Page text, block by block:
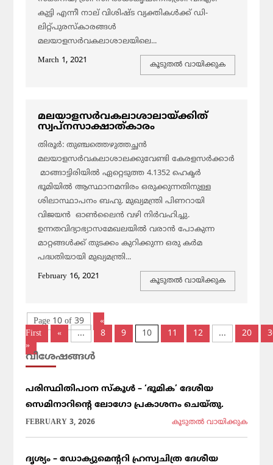
കുട്ടി എന്നീ നാല് വിശിഷ്ട വ്യക്തികള്‍ക്ക് ഡി-
ലിറ്റ്പുരസ്കാരങ്ങള്‍
മലയാളസര്‍വകലാശാലയിലെ...
March 1, 2021
കൂടുതല്‍ വായിക്കുക
മലയാളസര്‍വകലാശാലായ്ക്കിത്
സ്വപ്നസാക്ഷാത്കാരം
തിരൂര്‍: തുഞ്ചത്തെഴുത്തച്ഛന്‍
മലയാളസര്‍വകലാശാലക്കുവേണ്ടി കേരളസര്‍ക്കാര്‍
മാങ്ങാട്ടിരിയില്‍ ഏറ്റെടുത്ത 4.1352 ഹെക്ടര്‍
ഭൂമിയില്‍ ആസ്ഥാനമന്ദിരം ഒരുക്കുന്നതിനുള്ള
ശിലാസ്ഥാപനം ബഹു. മുഖ്യമന്ത്രി പിണറായി
വിജയന്‍ ഓണ്‍ലൈന്‍ വഴി നിര്‍വഹിച്ചു.
ഉന്നതവിദ്യാഭ്യാസമേഖലയില്‍ വരാന്‍ പോകുന്ന
മാറ്റങ്ങള്‍ക്ക് തുടക്കം കുറിക്കുന്ന ഒരു കര്‍മ
പദ്ധതിയായി മുഖ്യമന്ത്രി...
February 16, 2021
കൂടുതല്‍ വായിക്കുക
Page 10 of 39
«
First
« ... 8 9 10 11 12 ... 20
»
വിശേഷങ്ങള്‍
പരിസ്ഥിതിപഠന സ്കൂൾ – ‘ഭൂമിക’ ദേശീയ
സെമിനാറിൻ്റെ ലോഗോ പ്രകാശനം ചെയ്തു.
FEBRUARY 3, 2026 കൂടുതല്‍ വായിക്കുക
ദൃശ്യം – ഡോക്യുമെന്ററി ഹ്രസ്വചിത്ര ദേശീയ